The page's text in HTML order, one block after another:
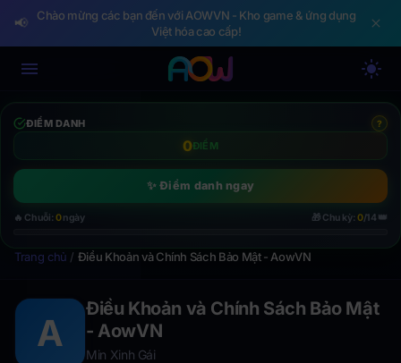
📢
Chào mừng các bạn đến với AOWVN - Kho game & ứng dụng
Việt hóa cao cấp!
ĐIỂM DANH ?
0ĐIỂM
✨ Điểm danh ngay
🔥 Chuỗi: 0ngày 🎁 Chu kỳ:0/14 👑
Trang chủ / Điều Khoản và Chính Sách Bảo Mật - AowVN
A
Điều Khoản và Chính Sách Bảo Mật
- AowVN
Min Xinh Gái